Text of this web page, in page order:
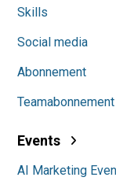
Skills
Social media
Abonnement
Teamabonnement
Events
AI Marketing